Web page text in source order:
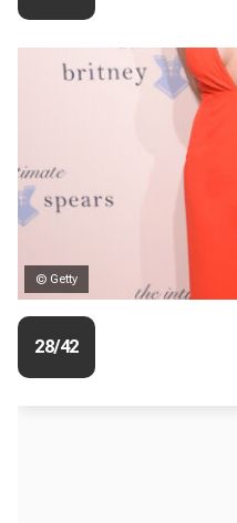
© Getty
28/42